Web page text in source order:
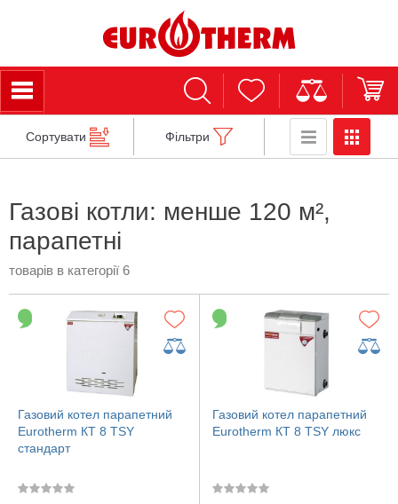
Сортувати Фільтри
Газові котли: менше 120 м²,
парапетні
товарів в категорії 6
Газовий котел парапетний
Eurotherm КТ 8 TSY
стандарт
Газовий котел парапетний
Eurotherm КТ 8 TSY люкс